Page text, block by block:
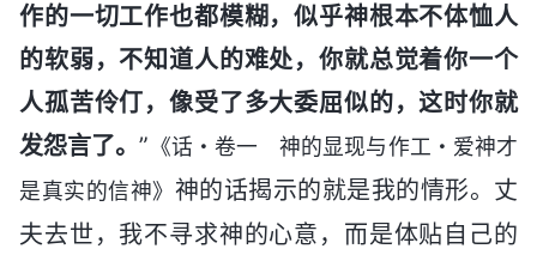
作的一切工作也都模糊，似乎神根本不体恤人
的软弱，不知道人的难处，你就总觉着你一个
人孤苦伶仃，像受了多大委屈似的，这时你就
发怨言了。” 《话・卷一 神的显现与作工・爱神才
是真实的信神》 神的话揭示的就是我的情形。丈
夫去世，我不寻求神的心意，而是体贴自己的